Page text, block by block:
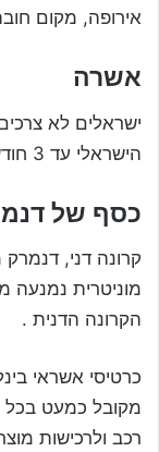
אירופה, מקום
אשרה
ישראלים לא
הישראלי עד 3 חודשים.
כסף של
קרונה דני,
מוניטרית נמנעה
הקרונה הדנית .
כרטיסי אשראי
מקובל כמעט
רכב ולרכישות